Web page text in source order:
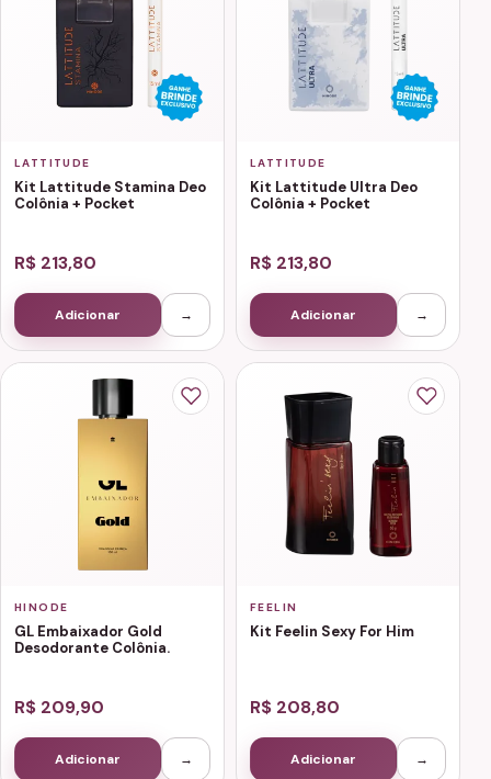
LATTITUDE
Kit Lattitude Stamina Deo
Colônia + Pocket
R$ 213,80
Adicionar →
LATTITUDE
Kit Lattitude Ultra Deo
Colônia + Pocket
R$ 213,80
Adicionar →
HINODE
GL Embaixador Gold
Desodorante Colônia.
R$ 209,90
Adicionar →
FEELIN
Kit Feelin Sexy For Him
R$ 208,80
Adicionar →